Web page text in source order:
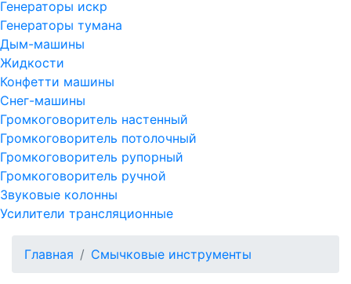
Генераторы искр
Генераторы тумана
Дым-машины
Жидкости
Конфетти машины
Снег-машины
Громкоговоритель настенный
Громкоговоритель потолочный
Громкоговоритель рупорный
Громкоговоритель ручной
Звуковые колонны
Усилители трансляционные
Главная Смычковые инструменты